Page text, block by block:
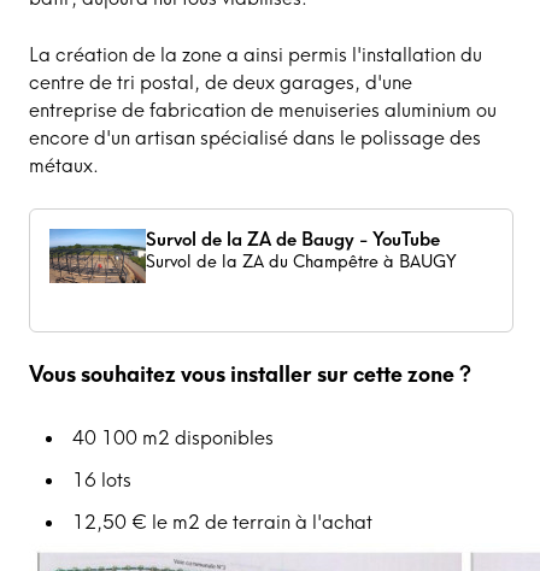
La création de la zone a ainsi permis l'installation du
centre de tri postal, de deux garages, d'une
entreprise de fabrication de menuiseries aluminium ou
encore d'un artisan spécialisé dans le polissage des
métaux.
Survol de la ZA de Baugy - YouTube
Survol de la ZA du Champêtre à BAUGY
Vous souhaitez vous installer sur cette zone ?
40 100 m2 disponibles
16 lots
12,50 € le m2 de terrain à l'achat